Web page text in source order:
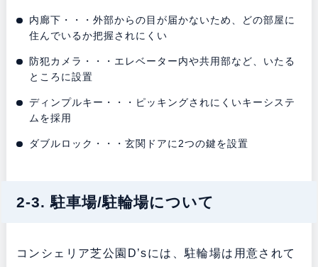
内廊下・・・外部からの目が届かないため、どの部屋に
住んでいるか把握されにくい
防犯カメラ・・・エレベーター内や共用部など、いたる
ところに設置
ディンプルキー・・・ピッキングされにくいキーシステ
ムを採用
ダブルロック・・・玄関ドアに2つの鍵を設置
2-3. 駐車場/駐輪場について
コンシェリア芝公園D’sには、駐輪場は用意されて